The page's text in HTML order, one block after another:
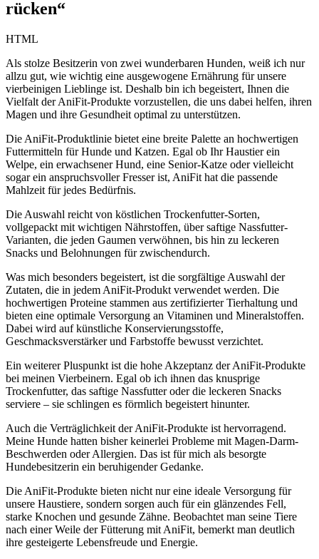
⁤rücken“
HTML
Als stolze Besitzerin‍ von zwei wunderbaren ‍Hunden, ‌weiß⁣ ich nur
allzu gut, wie wichtig eine ausgewogene Ernährung ⁢für​ unsere
vierbeinigen⁤ Lieblinge ist.⁣ Deshalb bin ⁣ich ​begeistert, Ihnen die
Vielfalt ⁣der AniFit-Produkte ​vorzustellen, die uns dabei⁢ helfen, ihren
Magen und ihre⁤ Gesundheit optimal zu unterstützen.
Die AniFit-Produktlinie bietet eine breite Palette an ⁢hochwertigen
Futtermitteln für​ Hunde ⁣und Katzen. Egal ‌ob Ihr Haustier ein
⁢Welpe, ein erwachsener ⁣Hund, eine ‌Senior-Katze oder‍ vielleicht
sogar ein anspruchsvoller ⁢Fresser​ ist, AniFit hat ‌die passende‌
Mahlzeit ⁢für jedes Bedürfnis.
Die Auswahl reicht von köstlichen Trockenfutter-Sorten,
vollgepackt mit wichtigen Nährstoffen, über ‌saftige Nassfutter-
Varianten, die jeden ‍Gaumen verwöhnen, bis⁢ hin zu⁤ leckeren
Snacks und Belohnungen ​für zwischendurch.
Was mich ⁢besonders begeistert, ist‌ die sorgfältige Auswahl der
Zutaten, die in jedem AniFit-Produkt verwendet ​werden. Die​
hochwertigen Proteine​ stammen⁤ aus zertifizierter Tierhaltung und
bieten eine optimale Versorgung an Vitaminen ‌und Mineralstoffen.
⁣Dabei wird auf künstliche Konservierungsstoffe,
⁤Geschmacksverstärker und Farbstoffe bewusst⁢ verzichtet.
Ein weiterer Pluspunkt ist die hohe ​Akzeptanz der ⁢AniFit-Produkte
‌bei ⁢meinen Vierbeinern. Egal ob ich ihnen ⁣das knusprige
Trockenfutter, das saftige ⁤Nassfutter oder die ⁤leckeren ‍Snacks
serviere – sie schlingen es förmlich ‍begeistert hinunter.
Auch die ⁤Verträglichkeit der AniFit-Produkte ist hervorragend.
Meine Hunde hatten bisher keinerlei Probleme⁢ mit ⁢Magen-Darm-
Beschwerden oder⁤ Allergien. Das ⁤ist für mich als besorgte‍
Hundebesitzerin ein beruhigender Gedanke.
Die⁣ AniFit-Produkte⁢ bieten⁤ nicht nur eine ideale Versorgung für‌
unsere Haustiere,​ sondern sorgen auch⁣ für ein glänzendes Fell,⁢
starke Knochen und gesunde‌ Zähne.‌ Beobachtet man seine Tiere
nach einer Weile⁣ der ‌Fütterung mit‌ AniFit, bemerkt man⁤ deutlich
ihre gesteigerte Lebensfreude ⁣und Energie.